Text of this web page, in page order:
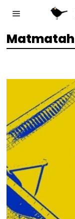
Matmatah